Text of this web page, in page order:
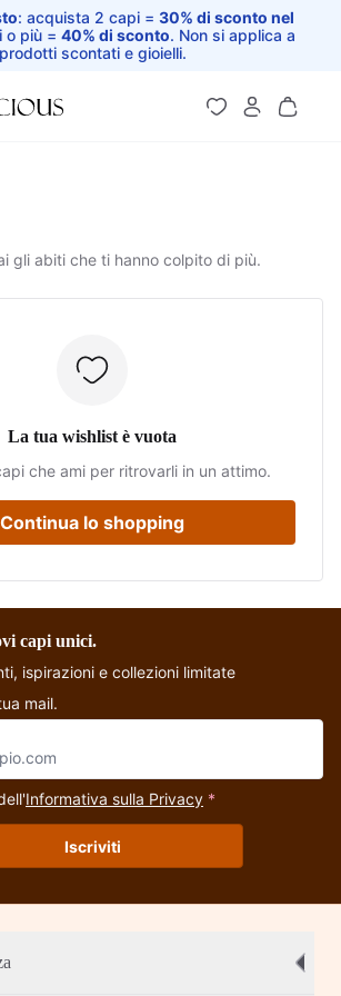
: acquista 2 capi = 30% di sconto nel
o più = 40% di sconto. Non si applica a
prodotti scontati e gioielli.
gli abiti che ti hanno colpito di più.
La tua wishlist è vuota
che ami per ritrovarli in un attimo.
Continua lo shopping
capi unici.
ispirazioni e collezioni limitate
mail.
Informativa sulla Privacy *
Iscriviti